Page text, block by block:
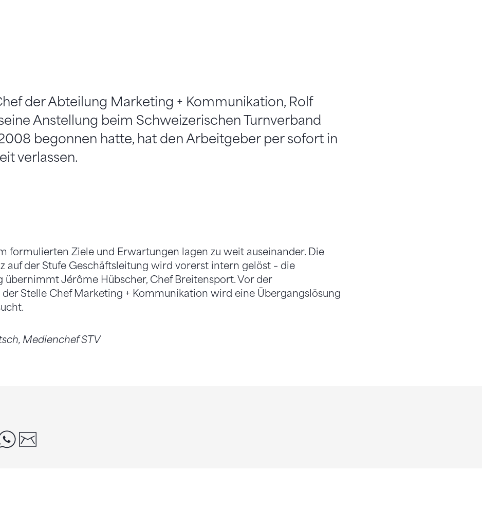
der Abteilung Marketing + Kommunikation, Rolf
Anstellung beim Schweizerischen Turnverband
begonnen hatte, hat den Arbeitgeber per sofort in
verlassen.
formulierten Ziele und Erwartungen lagen zu weit auseinander. Die
auf der Stufe Geschäftsleitung wird vorerst intern gelöst – die
übernimmt Jérôme Hübscher, Chef Breitensport. Vor der
der Stelle Chef Marketing + Kommunikation wird eine Übergangslösung
Medienchef STV
whatsapp